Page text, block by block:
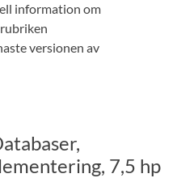
information om
versionen av
7,5 hp